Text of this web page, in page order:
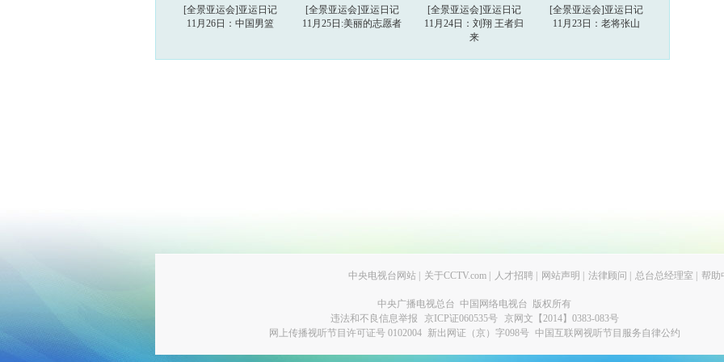
[全景亚运会]亚运日记
11月26日：中国男篮
[全景亚运会]亚运日记
11月25日:美丽的志愿者
[全景亚运会]亚运日记
11月24日：刘翔 王者归
来
[全景亚运会]亚运日记
11月23日：老将张山
中央电视台网站 关于CCTV.com 人才招聘 网站声明 法律顾问 总台总经理室 帮助
中央广播电视总台 中国网络电视台 版权所有
违法和不良信息举报
京ICP证060535号
京网文【2014】0383-083号
网上传播视听节目许可证号 0102004 新出网证（京）字098号 中国互联网视听节目服务自律公约